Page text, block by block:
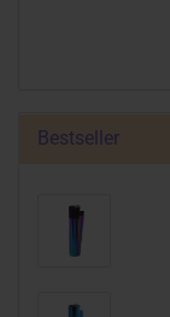
Bestseller